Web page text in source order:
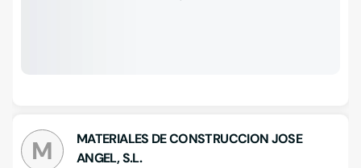
M
MATERIALES DE CONSTRUCCION JOSE
ANGEL, S.L.